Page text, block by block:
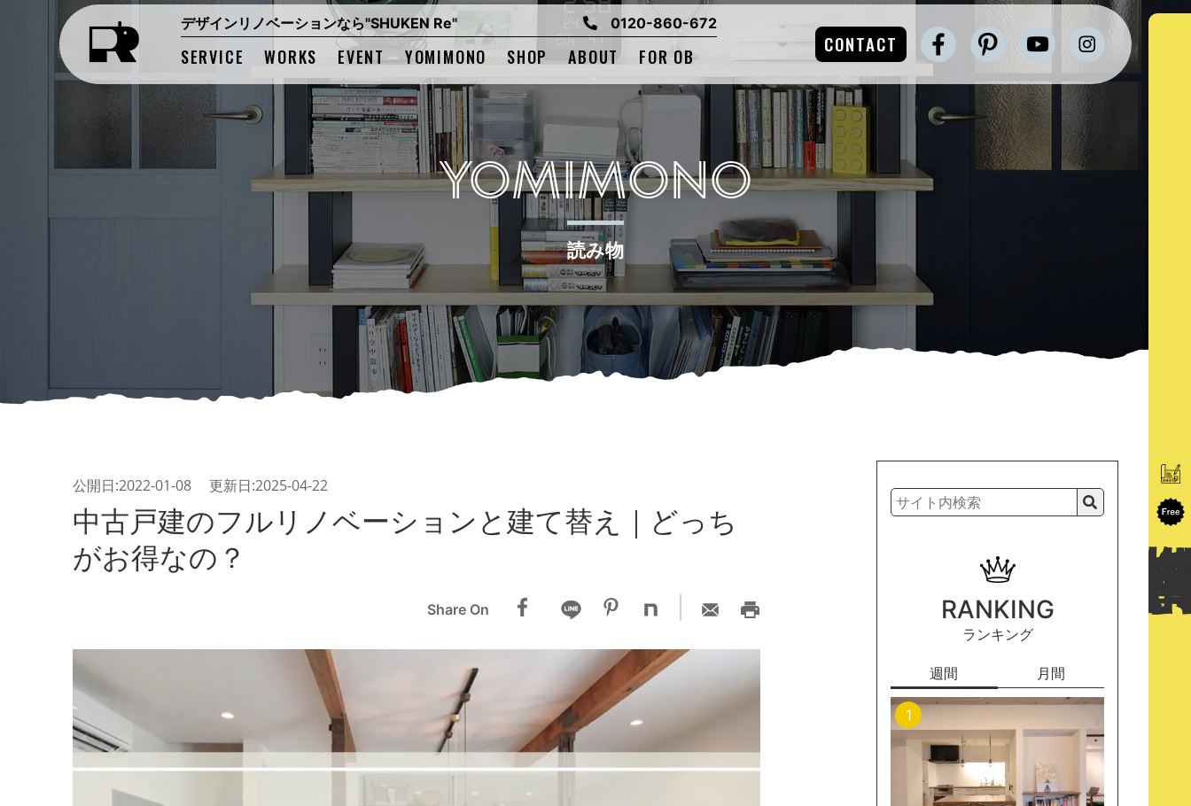
デザインリノベーションなら"SHUKEN Re" 0120-860-672
SERVICE WORKS EVENT YOMIMONO SHOP ABOUT FOR OB
CONTACT
YOMIMONO
読み物
公開日:2022-01-08 更新日:2025-04-22
中古戸建のフルリノベーションと建て替え｜どっち
がお得なの？
Share On RANKING
ランキング
週間 月間